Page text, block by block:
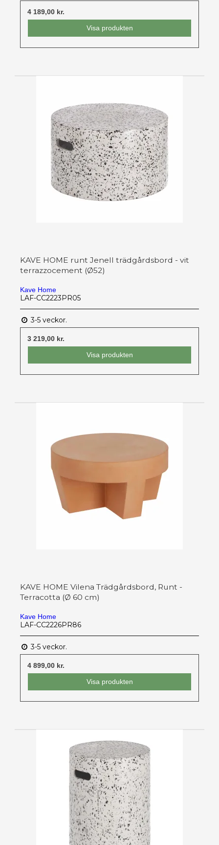
4 189,00 kr.
Visa produkten
KAVE HOME runt Jenell trädgårdsbord - vit
terrazzocement (Ø52)
Kave Home
LAF-CC2223PR05
3-5 veckor.
3 219,00 kr.
Visa produkten
KAVE HOME Vilena Trädgårdsbord, Runt -
Terracotta (Ø 60 cm)
Kave Home
LAF-CC2226PR86
3-5 veckor.
4 899,00 kr.
Visa produkten